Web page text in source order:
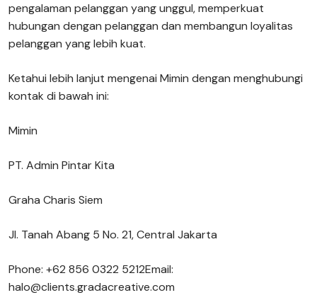
pengalaman pelanggan yang unggul, memperkuat
hubungan dengan pelanggan dan membangun loyalitas
pelanggan yang lebih kuat.
Ketahui lebih lanjut mengenai Mimin dengan menghubungi
kontak di bawah ini:
Mimin
PT. Admin Pintar Kita
Graha Charis Siem
Jl. Tanah Abang 5 No. 21, Central Jakarta
Phone: +62 856 0322 5212Email:
halo@clients.gradacreative.com